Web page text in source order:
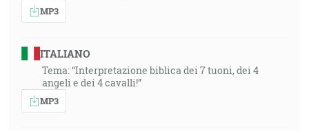
MP3
ITALIANO
Tema: “Interpretazione biblica dei 7 tuoni, dei 4
angeli e dei 4 cavalli!”
MP3